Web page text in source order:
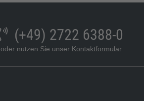
(+49) 2722 6388-0
oder nutzen Sie unser Kontaktformular.